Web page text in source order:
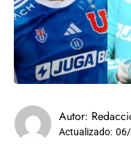
Autor:
Actualizado: